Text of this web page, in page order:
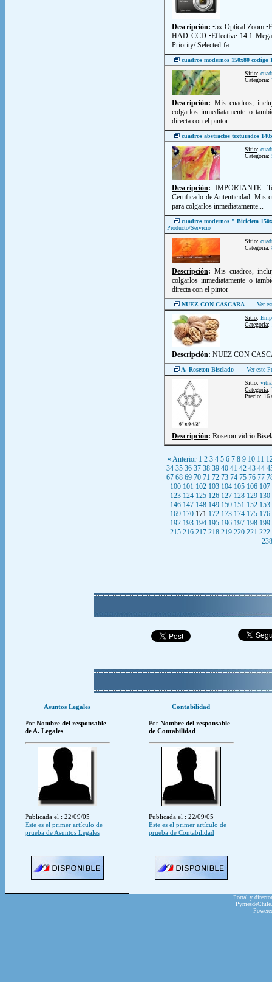
Descripción: •5x Optical Zoom
HAD CCD •Effective 14.1
Priority/ Selected-fa...
cuadros modernos 150x80
Sitio:
Categoria:
Descripción: Mis cuadros,
colgarlos inmediatamente o
directa con el pintor
cuadros abstractos texturados
Sitio:
Categoria:
Descripción: IMPORTANTE:
Certificado de Autenticidad. Mis
para colgarlos inmediatamente...
cuadros modernos " Bicicleta
Producto/Servicio
Sitio:
Categoria:
Descripción: Mis cuadros,
colgarlos inmediatamente o
directa con el pintor
NUEZ CON CASCARA - Ver
Sitio:
Categoria:
Descripción: NUEZ CON
A.-Roseton Biselado - Ver este
Sitio:
Categoria:
Precio:
Descripción: Roseton vidrio
« Anterior 1 2 3 4 5 6 7 8 9 10 11
34 35 36 37 38 39 40 41 42 43 44
67 68 69 70 71 72 73 74 75 76 77
100 101 102 103 104 105 106 107
123 124 125 126 127 128 129 130
146 147 148 149 150 151 152 153
169 170 171 172 173 174 175 176
192 193 194 195 196 197 198 199
215 216 217 218 219 220 221 222
238
Asuntos Legales
Por Nombre del responsable
de A. Legales
Publicada el : 22/09/05
Este es el primer artículo de
prueba de Asuntos Legales
Contabilidad
Por Nombre del responsable
de Contabilidad
Publicada el : 22/09/05
Este es el primer artículo de
prueba de Contabilidad
Portal y